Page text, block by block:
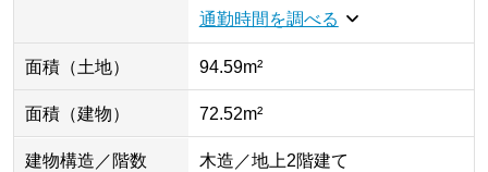
通勤時間を調べる
面積（土地） 94.59m²
面積（建物） 72.52m²
建物構造／階数 木造／地上2階建て